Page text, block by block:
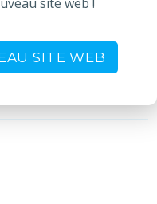
SITE WEB